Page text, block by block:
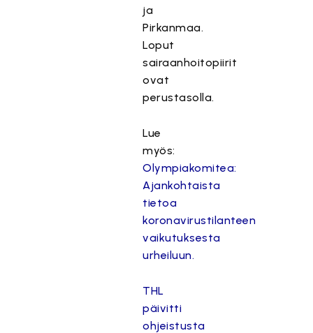
ja
Pirkanmaa.
Loput
sairaanhoitopiirit
ovat
perustasolla.
Lue
myös:
Olympiakomitea:
Ajankohtaista
tietoa
koronavirustilanteen
vaikutuksesta
urheiluun.
THL
päivitti
ohjeistusta